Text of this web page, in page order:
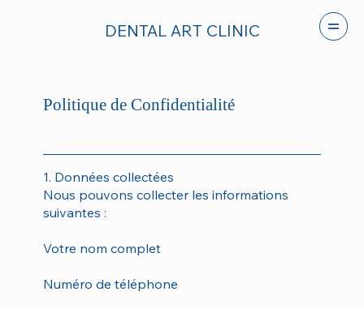
DENTAL ART CLINIC
Politique de Confidentialité
1. Données collectées
Nous pouvons collecter les informations
suivantes :
Votre nom complet
Numéro de téléphone